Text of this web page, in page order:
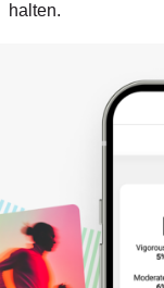
halten.